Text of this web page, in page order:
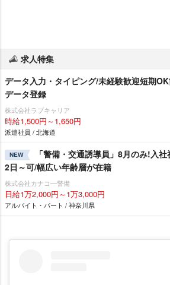
求人特集
データ入力・タイピング/未経験歓迎短期
データ登録
株式会社ラブキャリア
時給1,500円～1,650円
派遣社員 / 北海道
NEW
「警備・交通誘導員」8月のみ!入
2日～可/幅広い年齢層が在籍
株式会社カナコ―警備
日給1万2,000円～1万3,000円
アルバイト・パート / 神奈川県